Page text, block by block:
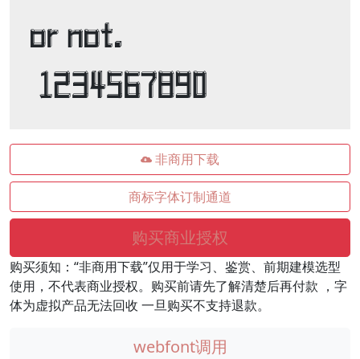
or not.
1234567890
非商用下载
商标字体订制通道
购买商业授权
购买须知：“非商用下载”仅用于学习、鉴赏、前期建模选型
使用，不代表商业授权。购买前请先了解清楚后再付款 ，字
体为虚拟产品无法回收 一旦购买不支持退款。
webfont调用